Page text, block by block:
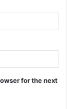
for the next